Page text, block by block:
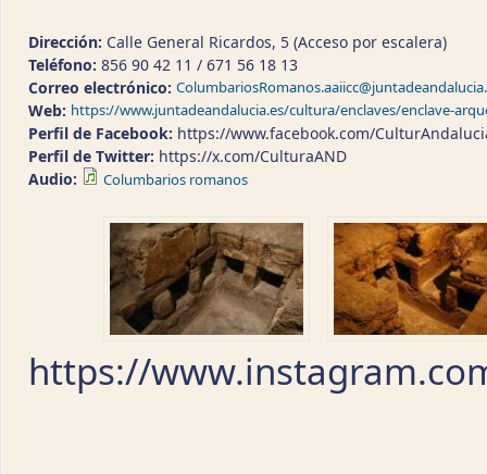
Dirección: Calle General Ricardos, 5 (Acceso por escalera)
Teléfono: 856 90 42 11 / 671 56 18 13
Correo electrónico:
Web: https://www.juntadeandalucia.es/cultura/enclaves/enclave-
Perfil de Facebook: https://www.facebook.com/
Perfil de Twitter: https://x.com/CulturaAND
Audio:
Columbarios romanos
https://